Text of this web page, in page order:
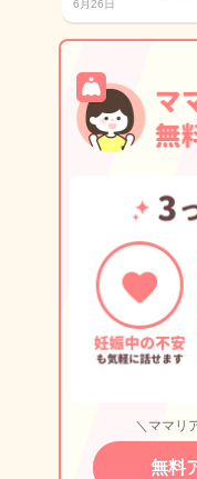
6月26日
＼ママリ
無料